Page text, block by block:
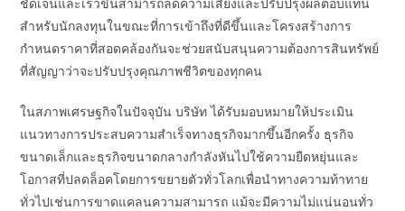
สำหรับนักลงทุนในขณะที่การเข้าถึงที่ดีขึ้นและโครงสร้างการ
กำหนดราคาที่สอดคล้องกันจะช่วยสนับสนุนความต้องการสินทรัพย์
ที่สัญญาว่าจะปรับปรุงคุณภาพชีวิตของทุกคน
ในสภาพเศรษฐกิจในปัจจุบัน บริษัท ได้รับมอบหมายให้ประเมิน
แนวทางการประสบความสำเร็จทางธุรกิจมากขึ้นอีกครั้ง ธุรกิจ
ขนาดเล็กและธุรกิจขนาดกลางกำลังหันไปใช้ความยืดหยุ่นและ
โอกาสที่ปลดล็อคโดยการขยายตัวทั่วโลกเพื่อนำทางความท้าทาย
ทั่วไปเช่นการขาดแคลนความสามารถ แม้จะมีความไม่แน่นอนทั่ว